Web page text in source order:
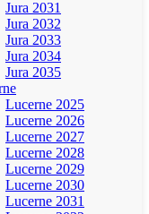
Jura 2031
Jura 2032
Jura 2033
Jura 2034
Jura 2035
Lucerne 2025
Lucerne 2026
Lucerne 2027
Lucerne 2028
Lucerne 2029
Lucerne 2030
Lucerne 2031